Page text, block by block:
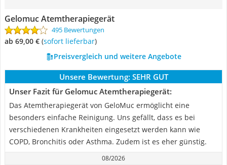
Gelomuc Atemtherapiegerät
495 Bewertungen
ab 69,00 € ( Sofort lieferbar)
Preisvergleich und weitere Angebote
Unsere Bewertung: SEHR GUT
Unser Fazit für Gelomuc Atemtherapiegerät:
Das Atemtherapiegerät von GeloMuc ermöglicht eine
besonders einfache Reinigung. Uns gefällt, dass es bei
verschiedenen Krankheiten eingesetzt werden kann wie
COPD, Bronchitis oder Asthma. Zudem ist es eher günstig.
08/2026